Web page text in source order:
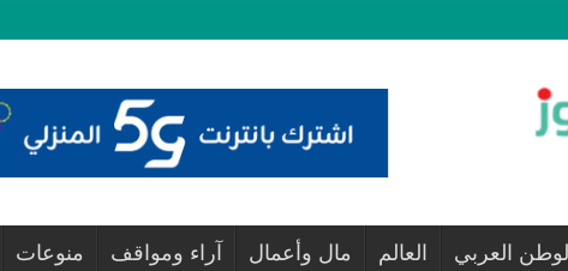
الوطن العربي العالم مال وأعمال آراء ومواقف منوعات